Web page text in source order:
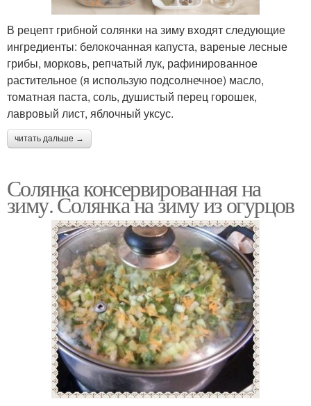
В рецепт грибной солянки на зиму входят следующие
ингредиенты: белокочанная капуста, вареные лесные
грибы, морковь, репчатый лук, рафинированное
растительное (я использую подсолнечное) масло,
томатная паста, соль, душистый перец горошек,
лавровый лист, яблочный уксус.
читать дальше →
Солянка консервированная на
зиму. Солянка на зиму из огурцов